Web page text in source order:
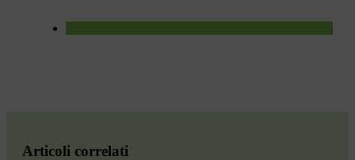
Articoli correlati